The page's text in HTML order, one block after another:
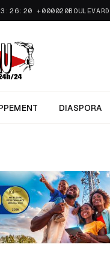
+000020
DIASPORA